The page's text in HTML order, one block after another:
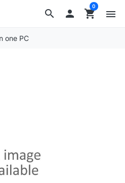
search  shopping_cart
0
menu
one PC